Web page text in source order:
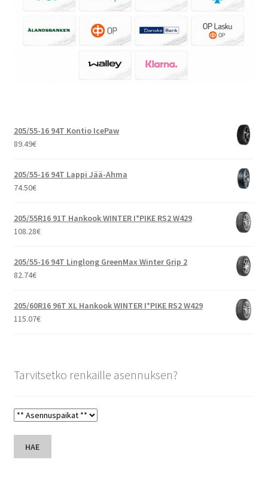
205/55-16 94T Kontio IcePaw
89.49€
205/55-16 94T Lappi Jää-Ahma
74.50€
205/55R16 91T Hankook WINTER I*PIKE RS2 W429
108.28€
205/55-16 94T Linglong GreenMax Winter Grip 2
82.74€
205/60R16 96T XL Hankook WINTER I*PIKE RS2 W429
115.07€
Tarvitsetko renkaille asennuksen?
HAE